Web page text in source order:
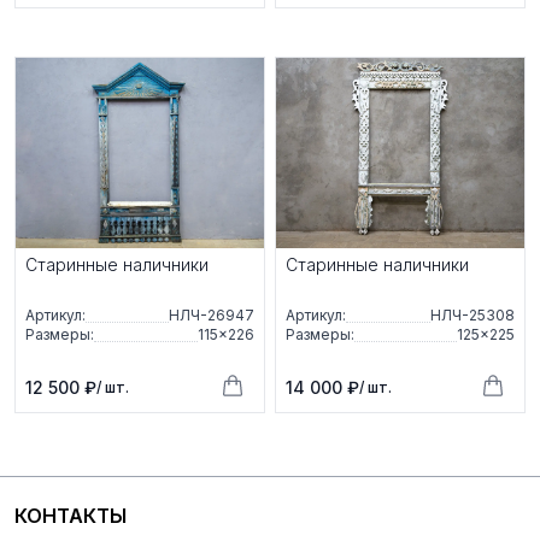
Старинные наличники
Артикул:
НЛЧ-26947
Размеры:
115×226
12 500 ₽/ шт.
Старинные наличники
Артикул:
НЛЧ-25308
Размеры:
125×225
14 000 ₽/ шт.
КОНТАКТЫ